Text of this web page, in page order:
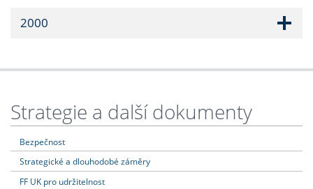
2000
Strategie a další dokumenty
Bezpečnost
Strategické a dlouhodobé záměry
FF UK pro udržitelnost